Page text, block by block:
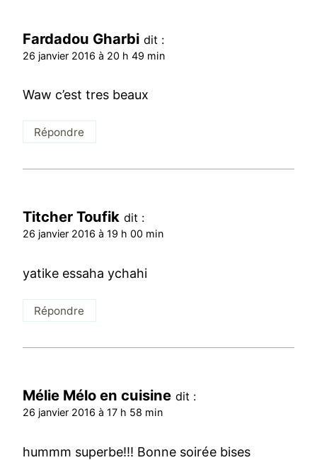
Fardadou Gharbi dit :
26 janvier 2016 à 20 h 49 min
Waw c’est tres beaux
Répondre
Titcher Toufik dit :
26 janvier 2016 à 19 h 00 min
yatike essaha ychahi
Répondre
Mélie Mélo en cuisine dit :
26 janvier 2016 à 17 h 58 min
hummm superbe!!! Bonne soirée bises